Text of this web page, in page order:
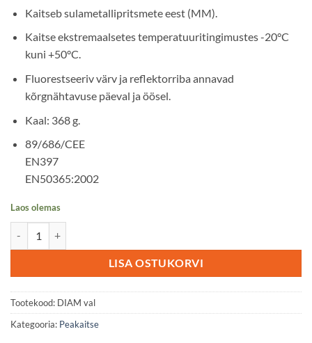
Kaitseb sulametallipritsmete eest (MM).
Kaitse ekstremaalsetes temperatuuritingimustes -20°C
kuni +50°C.
Fluorestseeriv värv ja reflektorriba annavad
kõrgnähtavuse päeval ja öösel.
Kaal: 368 g.
89/686/CEE
EN397
EN50365:2002
Laos olemas
LISA OSTUKORVI
Tootekood: DIAM val
Kategooria: Peakaitse